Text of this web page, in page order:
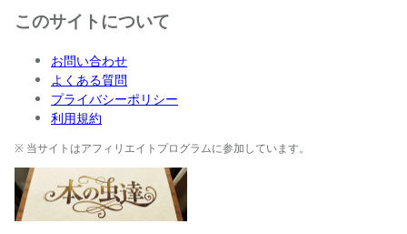
このサイトについて
お問い合わせ
よくある質問
プライバシーポリシー
利用規約
※ 当サイトはアフィリエイトプログラムに参加しています。